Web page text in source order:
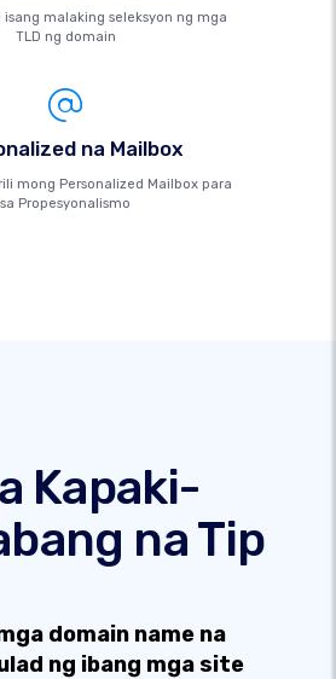
isang malaking seleksyon ng mga
TLD ng domain
na Mailbox
mong Personalized Mailbox para
sa Propesyonalismo
Kapaki-
na Tip
domain name na
ng ibang mga site